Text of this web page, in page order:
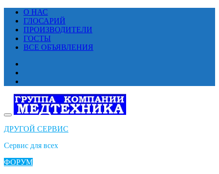
Перейти
содержимому
О НАС
ГЛОСАРИЙ
ПРОИЗВОДИТЕЛИ
ГОСТЫ
ВСЕ ОБЪЯВЛЕНИЯ
ДРУГОЙ СЕРВИС
Сервис для всех
ФОРУМ